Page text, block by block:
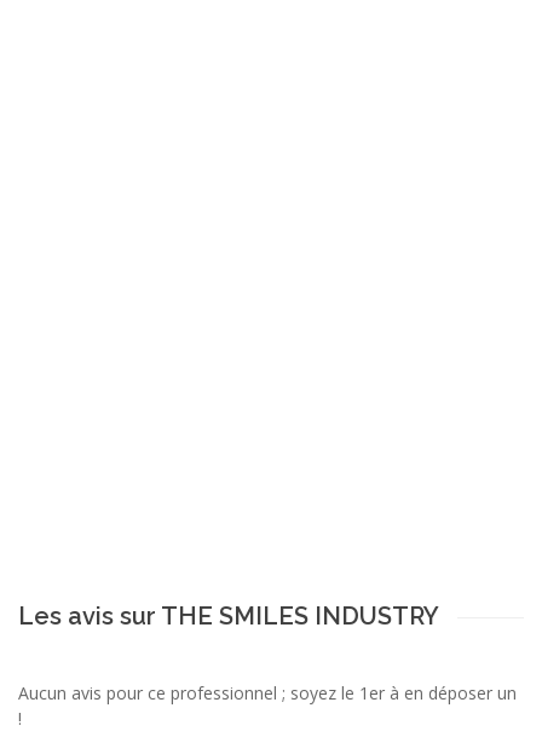
Les avis sur THE SMILES INDUSTRY
Aucun avis pour ce professionnel ; soyez le 1er à en déposer un
!